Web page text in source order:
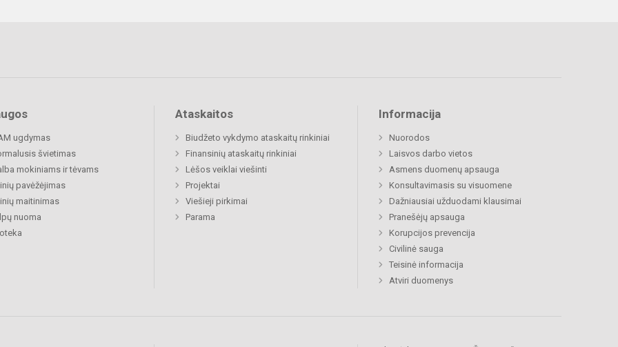
ugdymas
švietimas
mokiniams ir tėvams
pavėžėjimas
maitinimas
nuoma
Ataskaitos
Biudžeto vykdymo ataskaitų rinkiniai
Finansinių ataskaitų rinkiniai
Lėšos veiklai viešinti
Projektai
Viešieji pirkimai
Parama
Informacija
Nuorodos
Laisvos darbo vietos
Asmens duomenų apsauga
Konsultavimasis su visuomene
Dažniausiai užduodami klausimai
Pranešėjų apsauga
Korupcijos prevencija
Civilinė sauga
Teisinė informacija
Atviri duomenys